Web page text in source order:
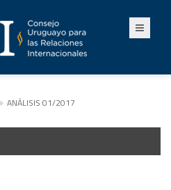
ANÁLISIS 01/2017